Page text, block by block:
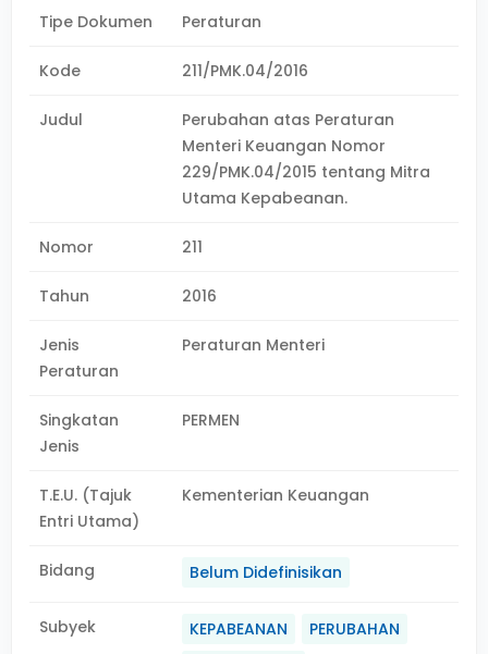
Tipe Dokumen Peraturan
Kode 211/PMK.04/2016
Judul
Perubahan atas Peraturan
Menteri Keuangan Nomor
229/PMK.04/2015 tentang Mitra
Utama Kepabeanan.
Nomor 211
Tahun 2016
Jenis
Peraturan
Peraturan Menteri
Singkatan
Jenis
PERMEN
T.E.U. (Tajuk
Entri Utama)
Kementerian Keuangan
Bidang Belum Didefinisikan
Subyek KEPABEANAN
PERUBAHAN